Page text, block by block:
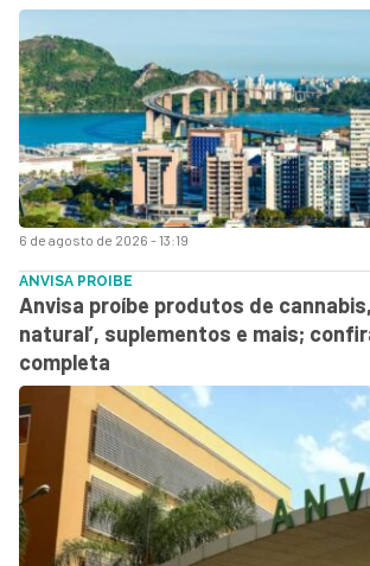
6 de agosto de 2026 - 13:19
ANVISA PROIBE
Anvisa proíbe produtos de
natural’, suplementos e mais;
completa